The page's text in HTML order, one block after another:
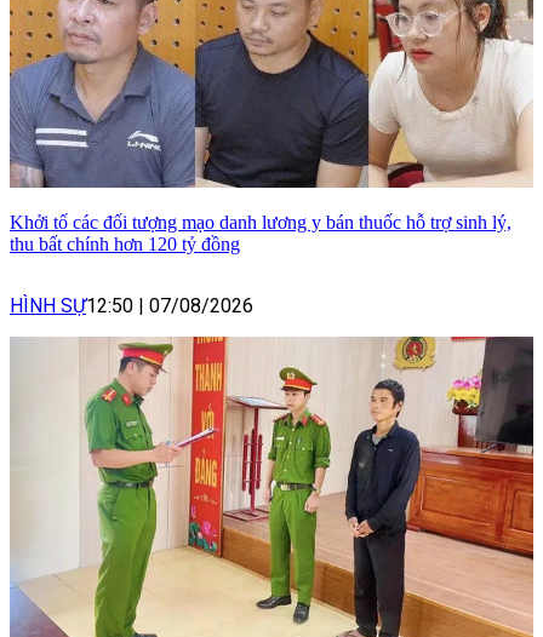
Khởi tố các đối tượng mạo danh lương y bán thuốc hỗ trợ sinh lý,
thu bất chính hơn 120 tỷ đồng
HÌNH SỰ12:50 07/08/2026